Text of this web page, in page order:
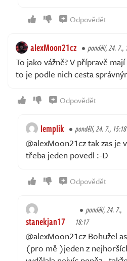
Odpovědět
alexMoon21cz pondělí, 24. 7.,
To jako vážně? V přípravě
to je podle nich cesta
Odpovědět
lemplik pondělí, 24. 7., 15:18
@alexMoon21cz tak zas je
třeba jeden povedl :-D
Odpovědět
stanekjan17
pondělí, 24. 7.,
18:17
@alexMoon21cz Bohužel
(pro mě )jeden z